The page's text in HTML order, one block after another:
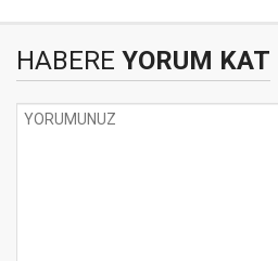
HABERE YORUM KAT